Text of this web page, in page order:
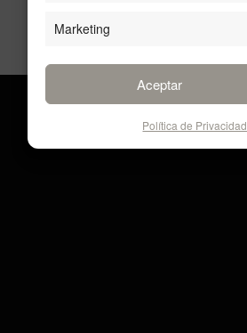
Marketing
Aceptar
Política de Privacidad